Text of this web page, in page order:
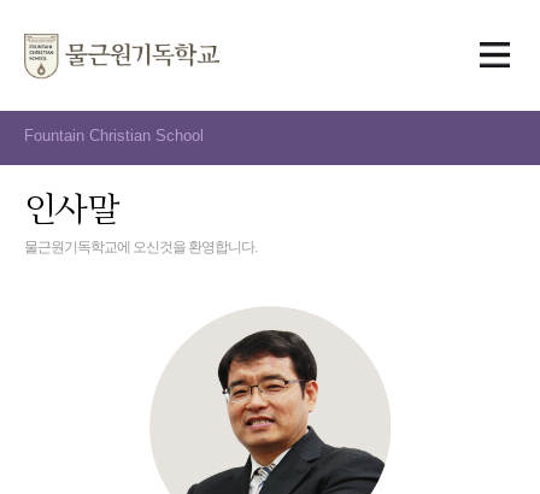
Fountain Christian School
인사말
물근원기독학교에 오신것을 환영합니다.